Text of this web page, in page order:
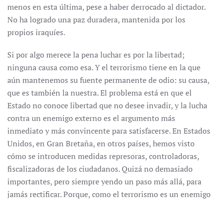
menos en esta última, pese a haber derrocado al dictador.
No ha logrado una paz duradera, mantenida por los
propios iraquíes.
Si por algo merece la pena luchar es por la libertad;
ninguna causa como esa. Y el terrorismo tiene en la que
aún mantenemos su fuente permanente de odio: su causa,
que es también la nuestra. El problema está en que el
Estado no conoce libertad que no desee invadir, y la lucha
contra un enemigo externo es el argumento más
inmediato y más convincente para satisfacerse. En Estados
Unidos, en Gran Bretaña, en otros países, hemos visto
cómo se introducen medidas represoras, controladoras,
fiscalizadoras de los ciudadanos. Quizá no demasiado
importantes, pero siempre yendo un paso más allá, para
jamás rectificar. Porque, como el terrorismo es un enemigo